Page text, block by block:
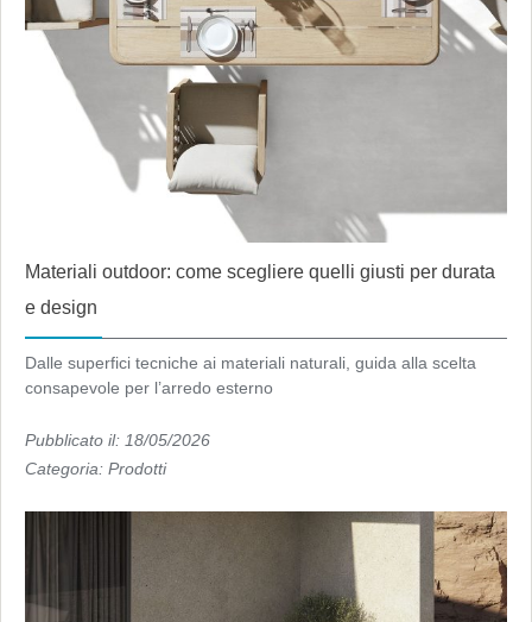
Materiali outdoor: come scegliere quelli giusti per durata
e design
Dalle superfici tecniche ai materiali naturali, guida alla scelta
consapevole per l’arredo esterno
Pubblicato il: 18/05/2026
Categoria: Prodotti